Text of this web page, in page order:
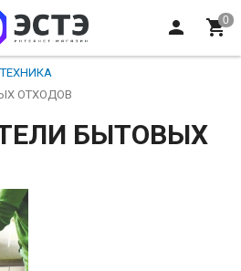
ОТХОДОВ
БЫТОВЫХ